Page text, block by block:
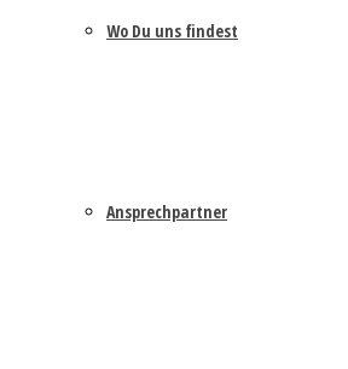
Wo Du uns findest
Ansprechpartner